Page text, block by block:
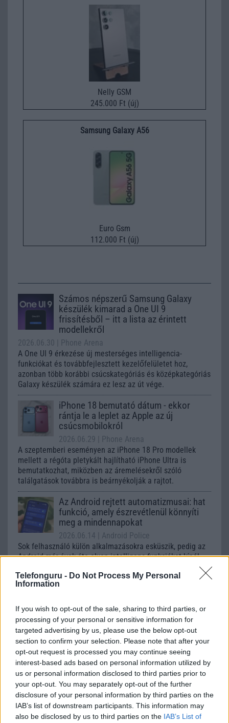
Telefonguru - Do Not Process My Personal
Information
If you wish to opt-out of the sale, sharing to third parties, or
processing of your personal or sensitive information for
targeted advertising by us, please use the below opt-out
section to confirm your selection. Please note that after your
opt-out request is processed you may continue seeing
interest-based ads based on personal information utilized by
us or personal information disclosed to third parties prior to
your opt-out. You may separately opt-out of the further
disclosure of your personal information by third parties on the
IAB’s list of downstream participants. This information may
also be disclosed by us to third parties on the IAB’s List of
Nelly GSM
245.000 Ft (új)
Samsung Galaxy A56
Euro Gsm
112.000 Ft (új)
Számos népszerű Samsung Galaxy
készülék kimarad a One UI 9
frissítésből – itt a lista az érintett
modellekről
2026.06.30
| Phone Arena
A One UI 9 érkezése új mesterséges intelligencia-
funkciókat és továbbfejlesztett kezelőfelületet hoz,
azonban több korábbi csúcskategóriás és középkategóriás
Galaxy készülék számára ez lesz az út vége.
iPhone 18 bemutató dátum - ekkor
rántja le a leplet az Apple az új
csúcsmobilokról
2026.06.29
| Phone Arena
A szeptemberi eseményen az iPhone 18 Pro modellek
mellett a régóta pletykált hajlítható iPhone Ultra is
bemutatkozhat, miközben az áremelésekről szóló
találgatások továbbra is beárnyékolják a rajtot.
Az Android rejtett automatizmusai: hat
funkció, amely észrevétlenül könnyíti
meg a mindennapokat
2026.06.14
| Android Police
Sok felhasználó külön alkalmazásokra esküszik, pedig az
Android már évek óta olyan intelligens funkciókat kínál,
navigációs óriás küzdelme a
telefonunkon
2026.08.09| Android Police
Bár a Google mindkét alkalmazást birtokolja, még mindig
nyomós okunk van mindkettőt feltelepíteni.